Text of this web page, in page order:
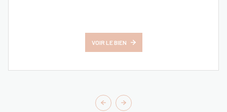
VOIR LE BIEN